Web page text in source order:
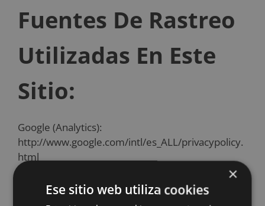
Fuentes De Rastreo
Utilizadas En Este
Sitio:
Google (Analytics):
http://www.google.com/intl/es_ALL/privacypolicy.
html
Política De
×
Ese sitio web utiliza cookies